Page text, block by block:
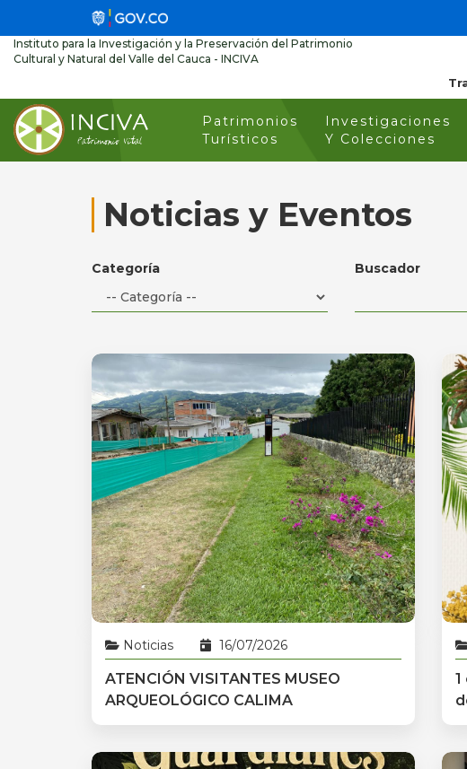
Instituto para la Investigación y la Preservación del Patrimonio
Cultural y Natural del Valle del Cauca - INCIVA
Patrimonios
Turísticos
Investigaciones
Y Colecciones
Noticias y Eventos
Categoría Buscador
Noticias 16/07/2026
ATENCIÓN VISITANTES MUSEO
ARQUEOLÓGICO CALIMA